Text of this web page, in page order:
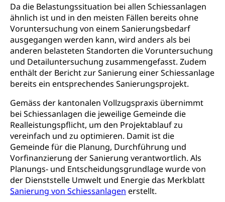
Da die Belastungssituation bei allen Schiessanlagen
ähnlich ist und in den meisten Fällen bereits ohne
Voruntersuchung von einem Sanierungsbedarf
ausgegangen werden kann, wird anders als bei
anderen belasteten Standorten die Voruntersuchung
und Detailuntersuchung zusammengefasst. Zudem
enthält der Bericht zur Sanierung einer Schiessanlage
bereits ein entsprechendes Sanierungsprojekt.
Gemäss der kantonalen Vollzugspraxis übernimmt
bei Schiessanlagen die jeweilige Gemeinde die
Realleistungspflicht, um den Projektablauf zu
vereinfach und zu optimieren. Damit ist die
Gemeinde für die Planung, Durchführung und
Vorfinanzierung der Sanierung verantwortlich. Als
Planungs- und Entscheidungsgrundlage wurde von
der Dienststelle Umwelt und Energie das Merkblatt
Sanierung von Schiessanlagen erstellt.
Strassenverkehrsamt (Führerausweis,
Fahrzeugausweis)
Namensänderungen
Einbürgerungen
Geburt
Geburtsurkunde, Geburtsschein, Geburtsanzeige
Familienzulagen (WAS Luzern)
Schwangerschaft / Geburt (gruezi.lu.ch)
Kinder und Jugendliche
Mündigkeit, Kindesschutz, Jugendschutz
Kinder- und Jugendförderung
Psychische Gesundheit
IV für Kinder und Jugendliche (WAS Luzern)
Pflege / Pflegeheim
Hauspflege, spitalexterne Pflege, Spitex
Betreuende Angehörige
Pflegeheimliste und freie Pflegeplätze
Betreuung von Angehörigen (WAS Luzern)
Religion
Kirche, Gottesdienst, Seelsorge,
Religionsgemeinschaft
Religionsvielfalt Im Kanton Luzern (unilu)
Religion (gruezi.lu.ch)
Sport
Freizeitaktivitäten, Schulsport, Spitzensport,
Breitensport, Jugend und Sport, Sportanlagen